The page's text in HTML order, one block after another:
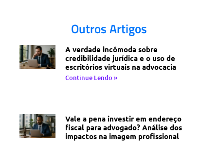
Outros Artigos
A verdade incômoda sobre
credibilidade jurídica e o uso de
escritórios virtuais na advocacia
Continue Lendo »
Vale a pena investir em endereço
fiscal para advogado? Análise dos
impactos na imagem profissional